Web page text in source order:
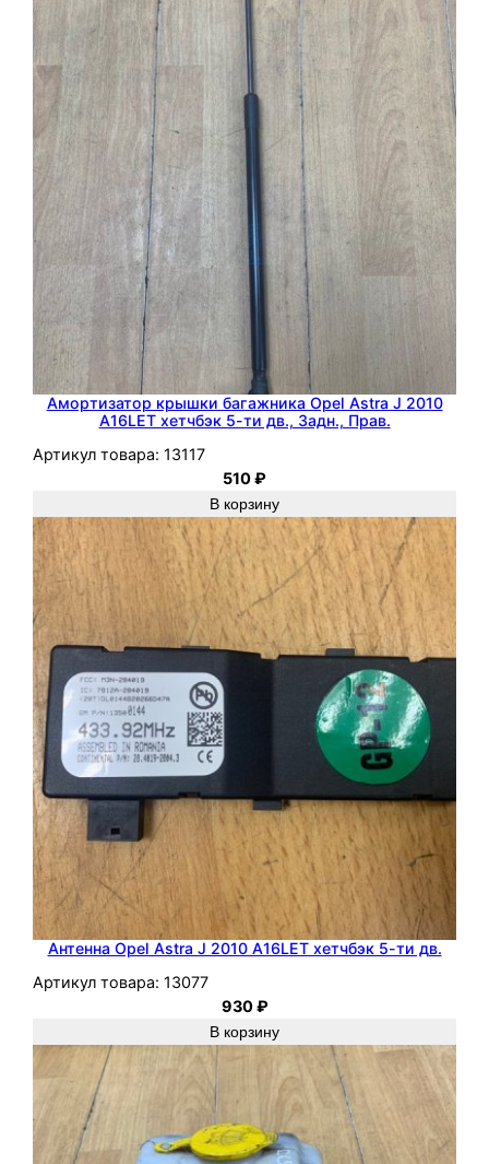
C
o
r
a
D
0
0
9
Z
1
D
Амортизатор крышки багажника Opel Astra J 2010
A16LET хетчбэк 5-ти дв., Задн., Прав.
Артикул товара: 13117
510₽
В корзину
Антенна Opel Astra J 2010 A16LET хетчбэк 5-ти дв.
Артикул товара: 13077
930₽
В корзину